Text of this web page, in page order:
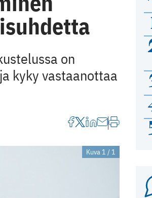
on
kyky vastaanottaa
Kuva 1 / 1